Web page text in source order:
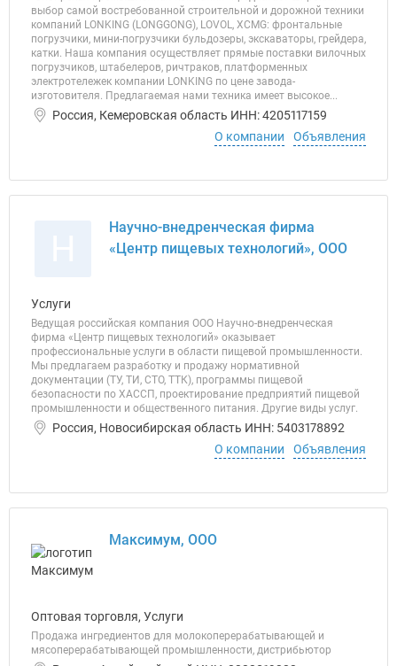
выбор самой востребованной строительной и дорожной техники
компаний LONKING (LONGGONG), LOVOL, XCMG: фронтальные
погрузчики, мини-погрузчики бульдозеры, экскаваторы, грейдера,
катки. Наша компания осуществляет прямые поставки вилочных
погрузчиков, штабелеров, ричтраков, платформенных
электротележек компании LONKING по цене завода-
изготовителя. Предлагаемая нами техника имеет высокое...
Россия, Кемеровская область ИНН: 4205117159
О компании
Объявления
Научно-внедренческая фирма
«Центр пищевых технологий», ООО
Услуги
Ведущая российская компания ООО Научно-внедренческая
фирма «Центр пищевых технологий» оказывает
профессиональные услуги в области пищевой промышленности.
Мы предлагаем разработку и продажу нормативной
документации (ТУ, ТИ, СТО, ТТК), программы пищевой
безопасности по ХАССП, проектирование предприятий пищевой
промышленности и общественного питания. Другие виды услуг.
Россия, Новосибирская область ИНН: 5403178892
О компании
Объявления
Максимум, ООО
Оптовая торговля, Услуги
Продажа ингредиентов для молокоперерабатывающей и
мясоперерабатывающей промышленности, дистрибьютор